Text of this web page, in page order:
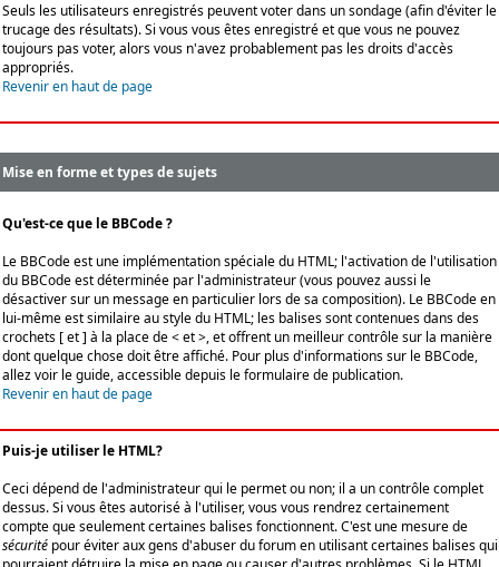
Seuls les utilisateurs enregistrés peuvent voter dans un sondage (afin d'éviter le
trucage des résultats). Si vous vous êtes enregistré et que vous ne pouvez
toujours pas voter, alors vous n'avez probablement pas les droits d'accès
appropriés.
Revenir en haut de page
Mise en forme et types de sujets
Qu'est-ce que le BBCode ?
Le BBCode est une implémentation spéciale du HTML; l'activation de l'utilisation
du BBCode est déterminée par l'administrateur (vous pouvez aussi le
désactiver sur un message en particulier lors de sa composition). Le BBCode en
lui-même est similaire au style du HTML; les balises sont contenues dans des
crochets [ et ] à la place de < et >, et offrent un meilleur contrôle sur la manière
dont quelque chose doit être affiché. Pour plus d'informations sur le BBCode,
allez voir le guide, accessible depuis le formulaire de publication.
Revenir en haut de page
Puis-je utiliser le HTML?
Ceci dépend de l'administrateur qui le permet ou non; il a un contrôle complet
dessus. Si vous êtes autorisé à l'utiliser, vous vous rendrez certainement
compte que seulement certaines balises fonctionnent. C'est une mesure de
sécurité pour éviter aux gens d'abuser du forum en utilisant certaines balises qui